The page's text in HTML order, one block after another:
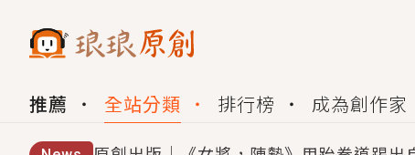
推薦 全站分類 排行榜 成為創作家